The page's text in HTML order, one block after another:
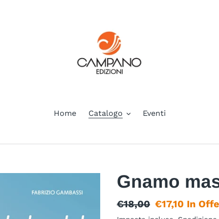
Home Catalogo Eventi
Gnamo
Prezzo
€18,00 Prezzo
€17,10 In